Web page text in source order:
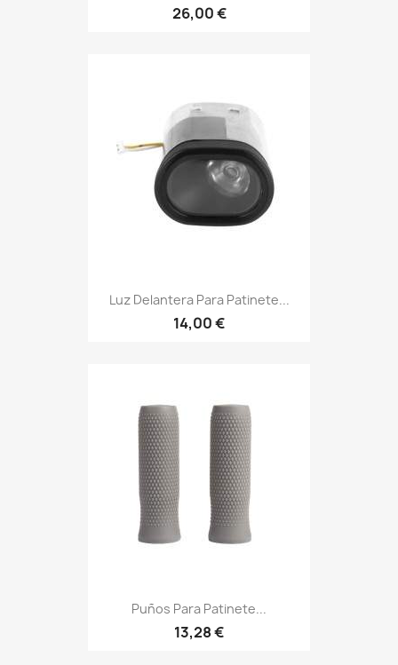
26,00 €
Luz Delantera Para Patinete...
14,00 €
Puños Para Patinete...
13,28 €